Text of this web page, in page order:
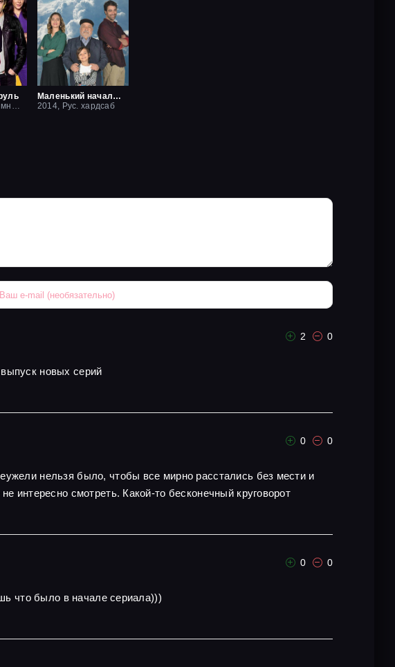
Маленький начальник
2014, Рус. хардсаб
2 0
новых серий
0 0
нельзя было, чтобы все мирно расстались без мести и
интересно смотреть. Какой-то бесконечный круговорот
0 0
что было в начале сериала)))